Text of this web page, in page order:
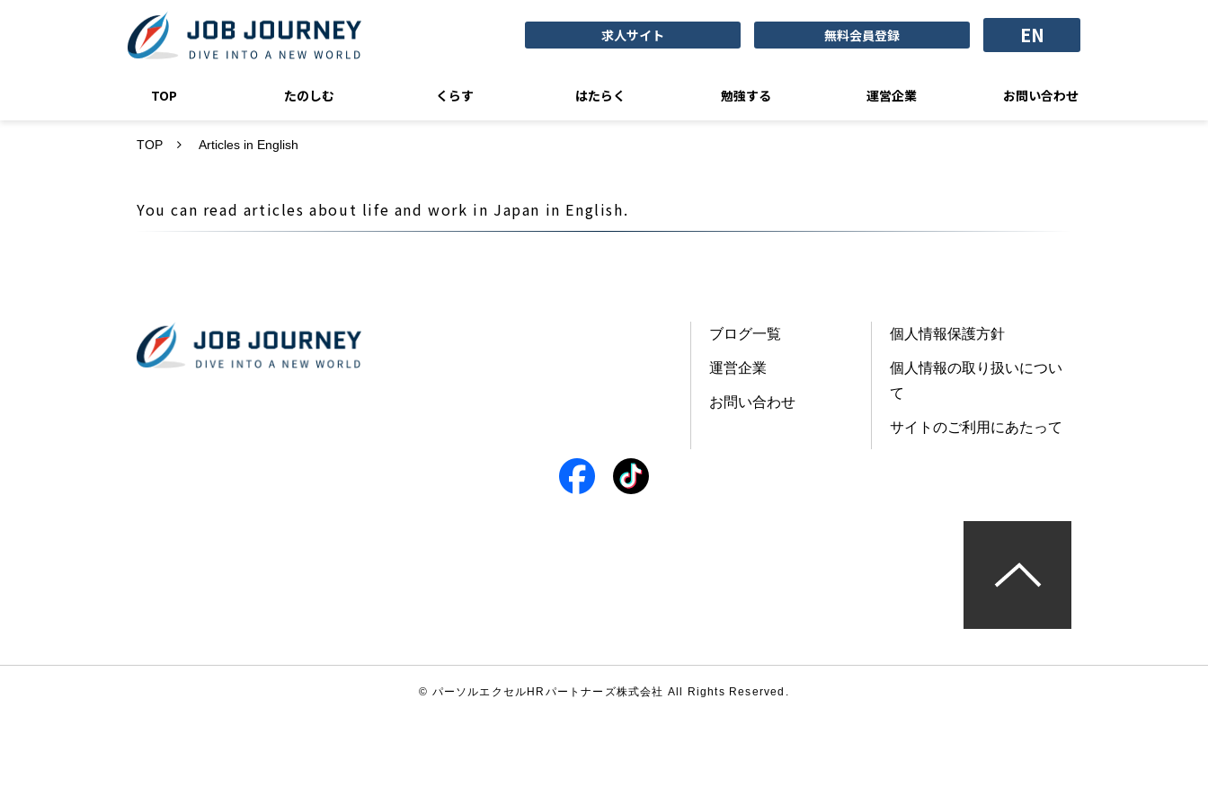
求人サイト 無料会員登録 EN
TOP たのしむ くらす はたらく 勉強する 運営企業 お問い合わせ
TOP Articles in English
You can read articles about life and work in Japan in English.
ブログ一覧
運営企業
お問い合わせ
個人情報保護方針
個人情報の取り扱いについ
て
サイトのご利用にあたって
© パーソルエクセルHRパートナーズ株式会社 All Rights Reserved.